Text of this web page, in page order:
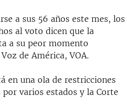
a sus 56 años este mes, los
al voto dicen que la
a su peor momento
de América, VOA.
en una ola de restricciones
varios estados y la Corte